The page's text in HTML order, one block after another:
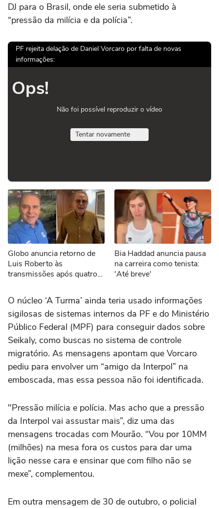
DJ para o Brasil, onde ele seria submetido à
“pressão da milícia e da polícia”.
PF rejeita delação de Daniel Vorcaro por falta de novas
informações:
Ops!
Não foi possível reproduzir o vídeo
Tentar novamente
Globo anuncia retorno de
Luis Roberto às
transmissões após quatro
Bia Haddad anuncia pausa
na carreira como tenista:
'Até breve'
O núcleo ‘A Turma’ ainda teria usado informações
sigilosas de sistemas internos da PF e do Ministério
Público Federal (MPF) para conseguir dados sobre
Seikaly, como buscas no sistema de controle
migratório. As mensagens apontam que Vorcaro
pediu para envolver um “amigo da Interpol” na
emboscada, mas essa pessoa não foi identificada.
"Pressão milícia e polícia. Mas acho que a pressão
da Interpol vai assustar mais”, diz uma das
mensagens trocadas com Mourão. “Vou por 10MM
(milhões) na mesa fora os custos para dar uma
lição nesse cara e ensinar que com filho não se
mexe”, complementou.
Em outra mensagem de 30 de outubro, o policial